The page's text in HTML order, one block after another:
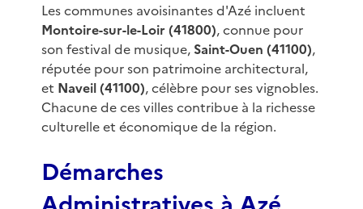
Les communes avoisinantes d'Azé incluent
Montoire-sur-le-Loir (41800), connue pour
son festival de musique, Saint-Ouen (41100),
réputée pour son patrimoine architectural,
et Naveil (41100), célèbre pour ses vignobles.
Chacune de ces villes contribue à la richesse
culturelle et économique de la région.
Démarches